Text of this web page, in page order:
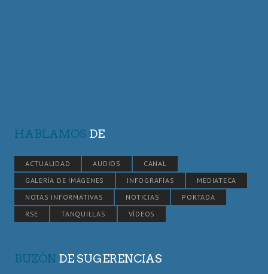
HABLAMOS DE
ACTUALIDAD AUDIOS
CANAL
GALERÍA DE IMÁGENES
INFOGRAFÍAS
MEDIATECA
NOTAS INFORMATIVAS
NOTICIAS
PORTADA
RSE
TANQUILLAS VÍDEOS
BUZÓN DE SUGERENCIAS